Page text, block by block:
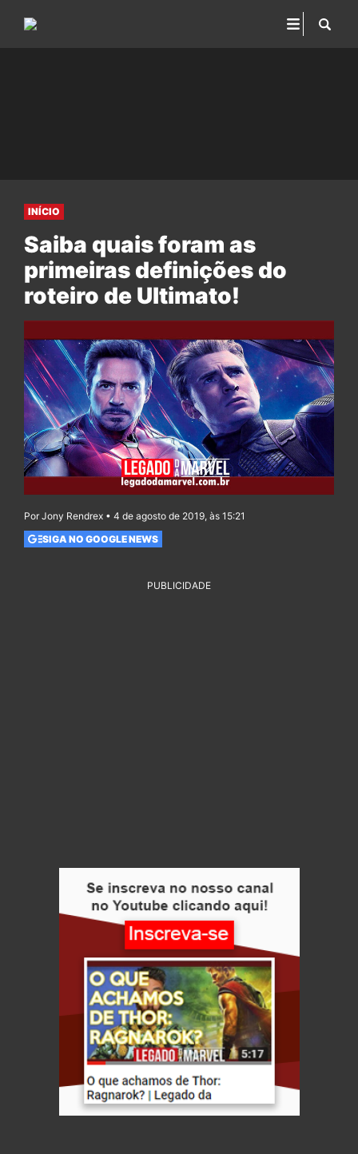
INÍCIO
Saiba quais foram as
primeiras definições do
roteiro de Ultimato!
Por Jony Rendrex • 4 de agosto de 2019, às 15:21
SIGA NO GOOGLE NEWS
PUBLICIDADE